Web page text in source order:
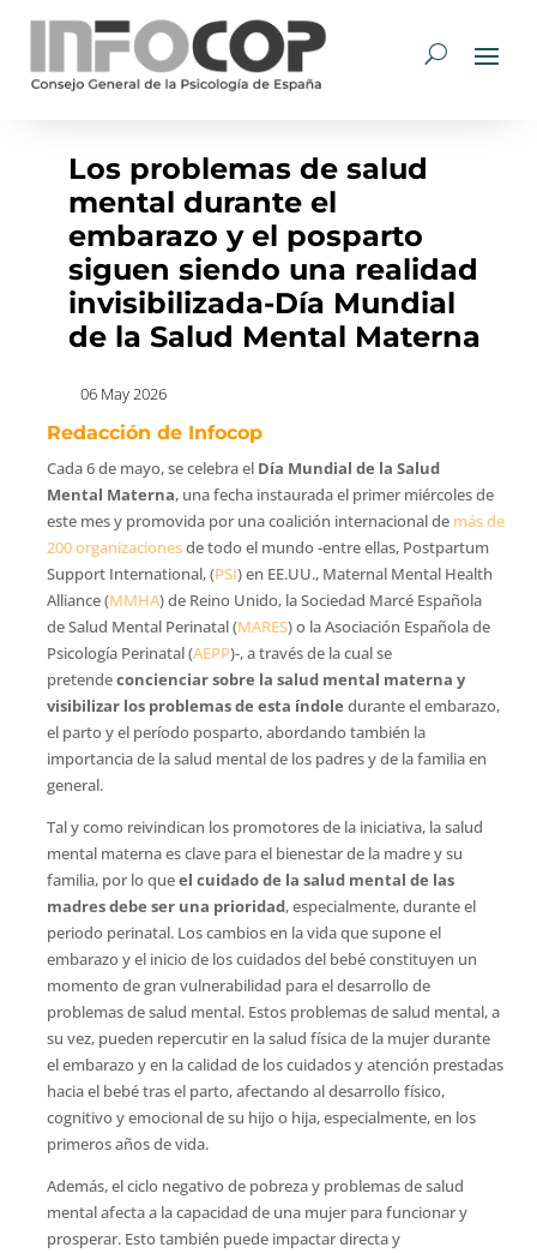
Los problemas de salud
mental durante el
embarazo y el posparto
siguen siendo una realidad
invisibilizada-Día Mundial
de la Salud Mental Materna
06 May 2026
Redacción de Infocop
Cada 6 de mayo, se celebra elDía Mundial de la Salud
Mental Materna, una fecha instaurada el primer miércoles de
este mes y promovida por una coalición internacional de más de
200 organizacionesde todo el mundo -entre ellas, Postpartum
Support International, (PSI) en EE.UU., Maternal Mental Health
Alliance (MMHA) de Reino Unido, la Sociedad Marcé Española
de Salud Mental Perinatal (MARES) o la Asociación Española de
Psicología Perinatal (AEPP)-, a través de la cual se
pretendeconcienciar sobre la salud mental materna y
visibilizar los problemas de esta índole durante el embarazo,
el parto y el período posparto, abordando también la
importancia de la salud mental de los padres y de la familia en
general.
Tal y como reivindican los promotores de la iniciativa, la salud
mental materna es clave para el bienestar de la madre y su
familia, por lo queel cuidado de la salud mental de las
madres debe ser una prioridad, especialmente, durante el
periodo perinatal. Los cambios en la vida que supone el
embarazo y el inicio de los cuidados del bebé constituyen un
momento de gran vulnerabilidad para el desarrollo de
problemas de salud mental. Estos problemas de salud mental, a
su vez, pueden repercutir en la salud física de la mujer durante
el embarazo y en la calidad de los cuidados y atención prestadas
hacia el bebé tras el parto, afectando al desarrollo físico,
cognitivo y emocional de su hijo o hija, especialmente, en los
primeros años de vida.
Además, el ciclo negativo de pobreza y problemas de salud
mental afecta a la capacidad de una mujer para funcionar y
prosperar. Esto también puede impactar directa y